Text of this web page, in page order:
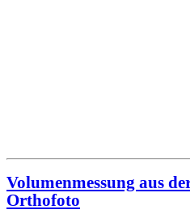
Volumenmessung aus
Orthofoto